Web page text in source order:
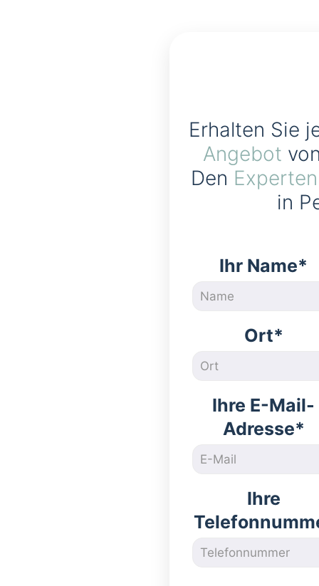
Erhalten Sie
Angebot
Den
in
Ihr Name*
Ort*
Ihre E-Mail-
Adresse*
Ihre